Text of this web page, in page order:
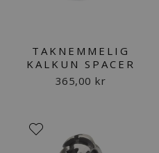
TAKNEMMELIG
KALKUN SPACER
365,00 kr